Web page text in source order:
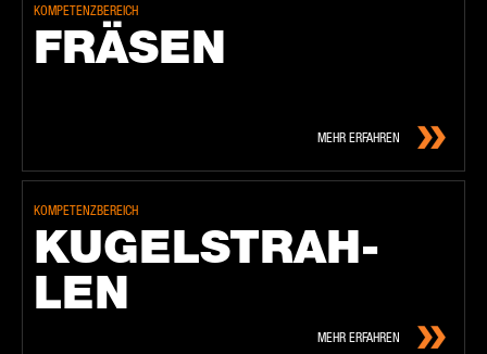
KOMPETENZBEREICH
FRÄ­SEN
MEHR ERFAHREN
KOMPETENZBEREICH
KU­GEL­STRAH­
LEN
MEHR ERFAHREN